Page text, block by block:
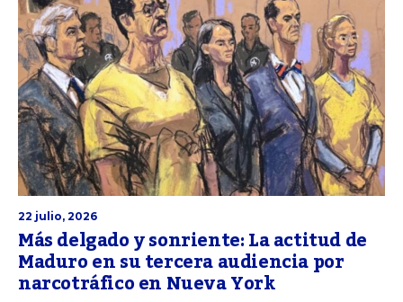
22 julio, 2026
Más delgado y sonriente: La actitud de
Maduro en su tercera audiencia por
narcotráfico en Nueva York